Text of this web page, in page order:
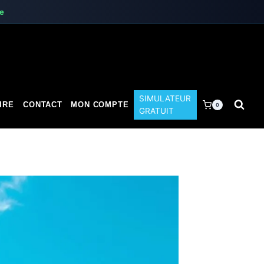
CONTACT MON COMPTE
SIMULATEUR
GRATUIT
0